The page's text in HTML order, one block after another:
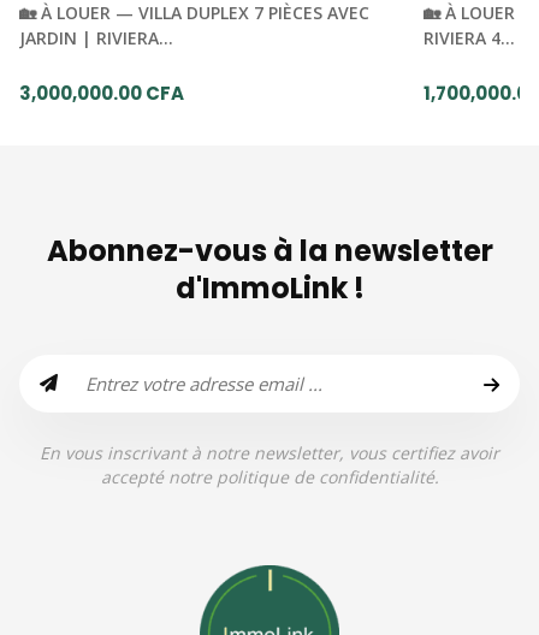
🏡 À LOUER — VILLA DUPLEX 7 PIÈCES AVEC
JARDIN | RIVIERA…
3,000,000.00 CFA
🏡 À LOUER —
RIVIERA 4…
Abonnez-vous à la newsletter
d'ImmoLink !
En vous inscrivant à notre newsletter, vous certifiez avoir
accepté notre politique de confidentialité.